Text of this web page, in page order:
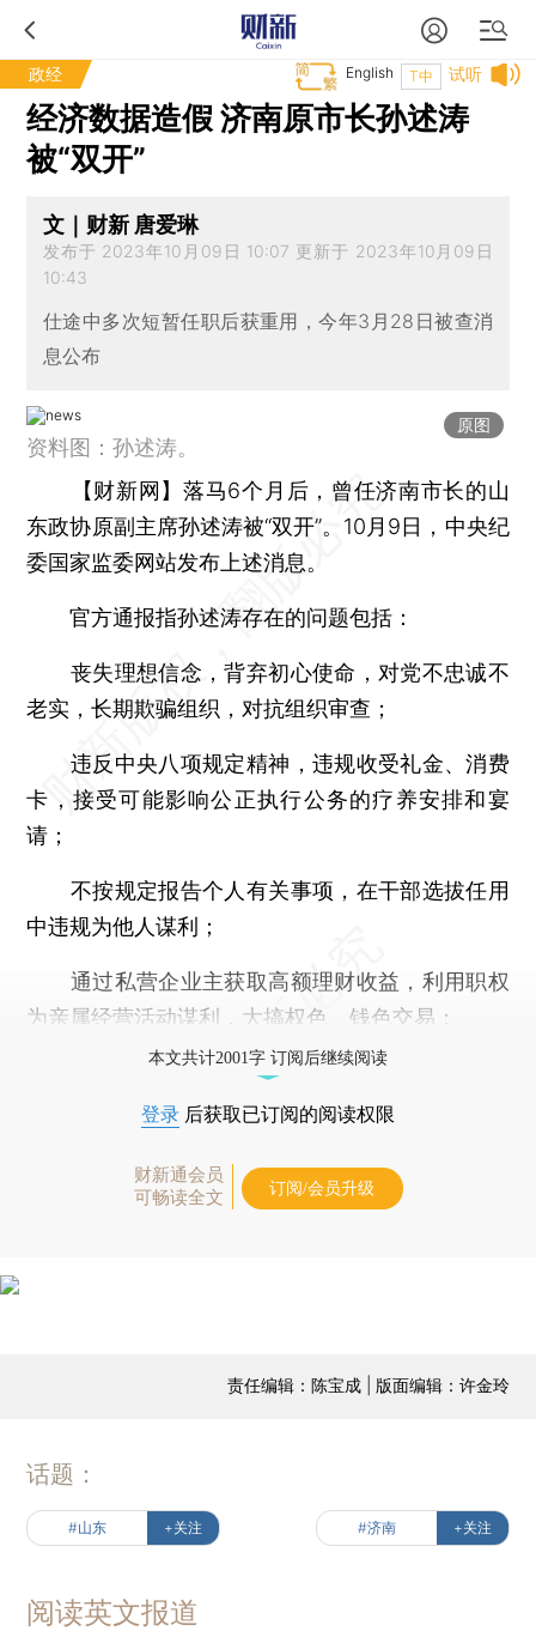
政经 试听
T中
English
经济数据造假 济南原市长孙述涛
被“双开”
文｜财新 唐爱琳
发布于 2023年10月09日 10:07 更新于 2023年10月09日
10:43
仕途中多次短暂任职后获重用，今年3月28日被查消
息公布
原图
资料图：孙述涛。
【财新网】落马6个月后，曾任济南市长的山
东政协原副主席孙述涛被“双开”。10月9日，中央纪
委国家监委网站发布上述消息。
官方通报指孙述涛存在的问题包括：
丧失理想信念，背弃初心使命，对党不忠诚不
老实，长期欺骗组织，对抗组织审查；
违反中央八项规定精神，违规收受礼金、消费
卡，接受可能影响公正执行公务的疗养安排和宴
请；
不按规定报告个人有关事项，在干部选拔任用
中违规为他人谋利；
通过私营企业主获取高额理财收益，利用职权
为亲属经营活动谋利，大搞权色、钱色交易；
本文共计2001字 订阅后继续阅读
登录 后获取已订阅的阅读权限
财新通会员
可畅读全文
订阅/会员升级
责任编辑：陈宝成 | 版面编辑：许金玲
话题：
#山东 +关注 #济南 +关注
阅读英文报道